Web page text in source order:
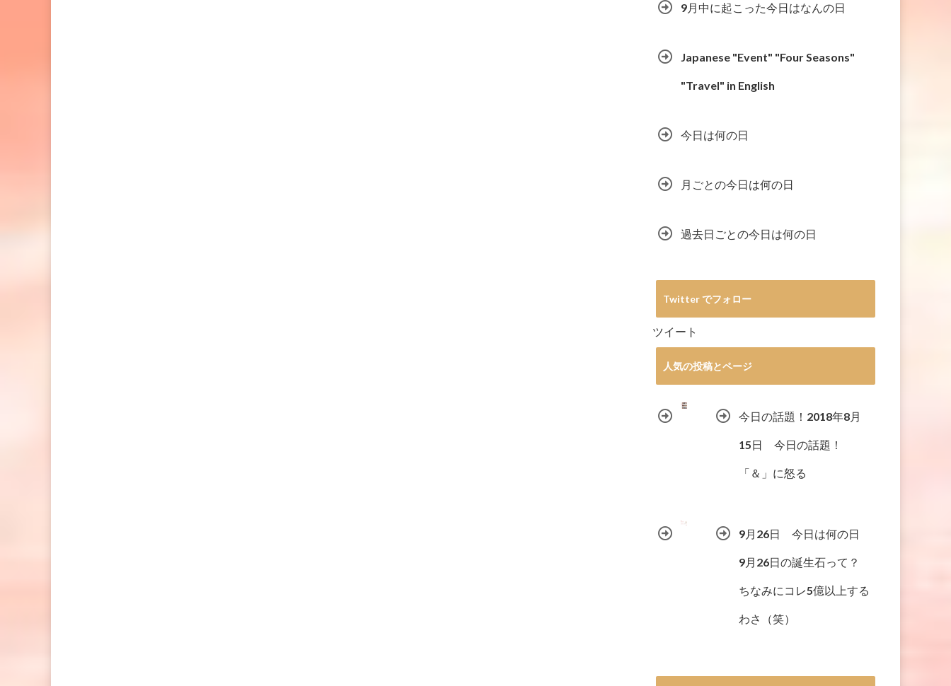
9月中に起こった今日はなんの日
Japanese "Event" "Four Seasons"
"Travel" in English
今日は何の日
月ごとの今日は何の日
過去日ごとの今日は何の日
Twitter でフォロー
ツイート
人気の投稿とページ
今日の話題！2018年8月
15日 今日の話題！
「＆」に怒る
9月26日 今日は何の日
9月26日の誕生石って？
ちなみにコレ5億以上する
わさ（笑）